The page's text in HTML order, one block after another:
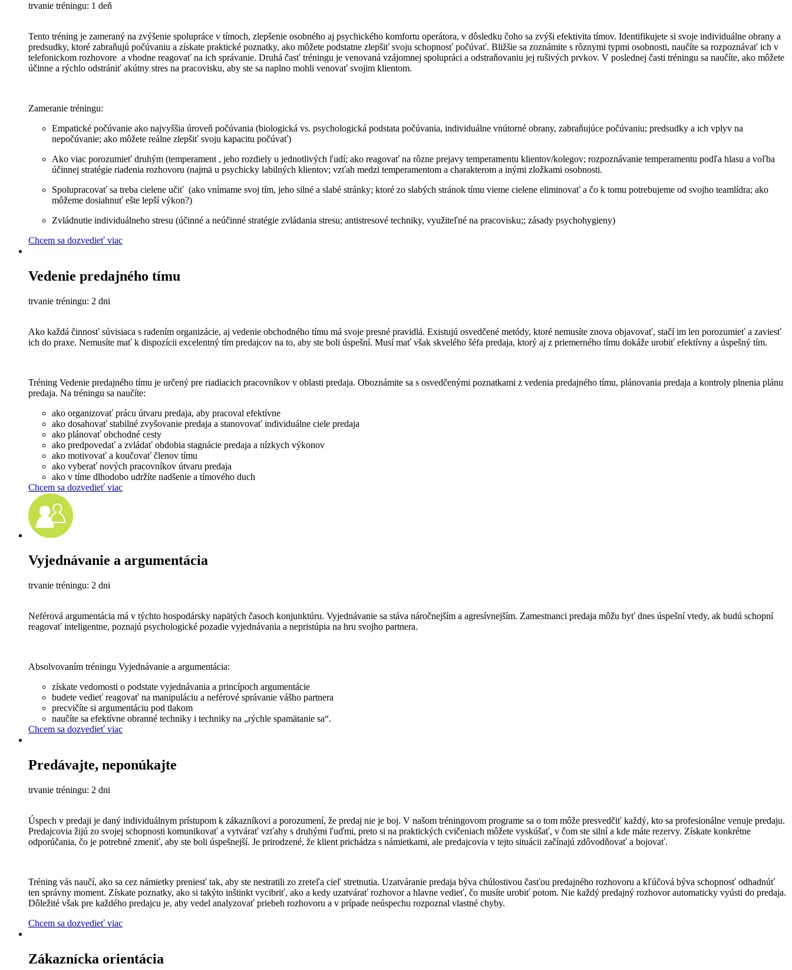
trvanie tréningu: 1 deň
Tento tréning je zameraný na zvýšenie spolupráce v tímoch, zlepšenie osobného aj psychického komfortu operátora, v dôsledku čoho sa zvýši efektivita tímov. Identifikujete si svoje individuálne obrany a
predsudky, ktoré zabraňujú počúvaniu a získate praktické poznatky, ako môžete podstatne zlepšiť svoju schopnosť počúvať. Bližšie sa zoznámite s rôznymi typmi osobnosti, naučíte sa rozpoznávať ich v
telefonickom rozhovore a vhodne reagovať na ich správanie. Druhá časť tréningu je venovaná vzájomnej spolupráci a odstraňovaniu jej rušivých prvkov. V poslednej časti tréningu sa naučíte, ako môžete
účinne a rýchlo odstrániť akútny stres na pracovisku, aby ste sa naplno mohli venovať svojim klientom.
Zameranie tréningu:
Empatické počúvanie ako najvyššia úroveň počúvania (biologická vs. psychologická podstata počúvania, individuálne vnútorné obrany, zabraňujúce počúvaniu; predsudky a ich vplyv na
nepočúvanie; ako môžete reálne zlepšiť svoju kapacitu počúvať)
Ako viac porozumieť druhým (temperament , jeho rozdiely u jednotlivých ľudí; ako reagovať na rôzne prejavy temperamentu klientov/kolegov; rozpoznávanie temperamentu podľa hlasu a voľba
účinnej stratégie riadenia rozhovoru (najmä u psychicky labilných klientov; vzťah medzi temperamentom a charakterom a inými zložkami osobnosti.
Spolupracovať sa treba cielene učiť (ako vnímame svoj tím, jeho silné a slabé stránky; ktoré zo slabých stránok tímu vieme cielene eliminovať a čo k tomu potrebujeme od svojho teamlídra; ako
môžeme dosiahnuť ešte lepší výkon?)
Zvládnutie individuálneho stresu (účinné a neúčinné stratégie zvládania stresu; antistresové techniky, využiteľné na pracovisku;; zásady psychohygieny)
Chcem sa dozvedieť viac
Vedenie predajného tímu
trvanie tréningu: 2 dni
Ako každá činnosť súvisiaca s radením organizácie, aj vedenie obchodného tímu má svoje presné pravidlá. Existujú osvedčené metódy, ktoré nemusíte znova objavovať, stačí im len porozumieť a zaviesť
ich do praxe. Nemusíte mať k dispozícii excelentný tím predajcov na to, aby ste boli úspešní. Musí mať však skvelého šéfa predaja, ktorý aj z priemerného tímu dokáže urobiť efektívny a úspešný tím.
Tréning Vedenie predajného tímu je určený pre riadiacich pracovníkov v oblasti predaja. Oboznámite sa s osvedčenými poznatkami z vedenia predajného tímu, plánovania predaja a kontroly plnenia plánu
predaja. Na tréningu sa naučíte:
ako organizovať prácu útvaru predaja, aby pracoval efektívne
ako dosahovať stabilné zvyšovanie predaja a stanovovať individuálne ciele predaja
ako plánovať obchodné cesty
ako predpovedať a zvládať obdobia stagnácie predaja a nízkych výkonov
ako motivovať a koučovať členov tímu
ako vyberať nových pracovníkov útvaru predaja
ako v tíme dlhodobo udržíte nadšenie a tímového duch
Chcem sa dozvedieť viac
Vyjednávanie a argumentácia
trvanie tréningu: 2 dni
Neférová argumentácia má v týchto hospodársky napätých časoch konjunktúru. Vyjednávanie sa stáva náročnejším a agresívnejším. Zamestnanci predaja môžu byť dnes úspešní vtedy, ak budú schopní
reagovať inteligentne, poznajú psychologické pozadie vyjednávania a nepristúpia na hru svojho partnera.
Absolvovaním tréningu Vyjednávanie a argumentácia:
získate vedomosti o podstate vyjednávania a princípoch argumentácie
budete vedieť reagovať na manipuláciu a neférové správanie vášho partnera
precvičíte si argumentáciu pod tlakom
naučíte sa efektívne obranné techniky i techniky na „rýchle spamätanie sa“.
Chcem sa dozvedieť viac
Predávajte, neponúkajte
trvanie tréningu: 2 dni
Úspech v predaji je daný individuálnym prístupom k zákazníkovi a porozumení, že predaj nie je boj. V našom tréningovom programe sa o tom môže presvedčiť každý, kto sa profesionálne venuje predaju.
Predajcovia žijú zo svojej schopnosti komunikovať a vytvárať vzťahy s druhými ľuďmi, preto si na praktických cvičeniach môžete vyskúšať, v čom ste silní a kde máte rezervy. Získate konkrétne
odporúčania, čo je potrebné zmeniť, aby ste boli úspešnejší. Je prirodzené, že klient prichádza s námietkami, ale predajcovia v tejto situácii začínajú zdôvodňovať a bojovať.
Tréning vás naučí, ako sa cez námietky preniesť tak, aby ste nestratili zo zreteľa cieľ stretnutia. Uzatváranie predaja býva chúlostivou časťou predajného rozhovoru a kľúčová býva schopnosť odhadnúť
ten správny moment. Získate poznatky, ako si takýto inštinkt vycibriť, ako a kedy uzatvárať rozhovor a hlavne vedieť, čo musíte urobiť potom. Nie každý predajný rozhovor automaticky vyústi do predaja.
Dôležité však pre každého predajcu je, aby vedel analyzovať priebeh rozhovoru a v prípade neúspechu rozpoznal vlastné chyby.
Chcem sa dozvedieť viac
Zákaznícka orientácia